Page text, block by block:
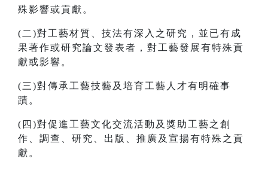
殊影響或貢獻。
(二)對工藝材質、技法有深入之研究，並已有成
果著作或研究論文發表者，對工藝發展有特殊貢
獻或影響。
(三)對傳承工藝技藝及培育工藝人才有明確事
蹟。
(四)對促進工藝文化交流活動及獎助工藝之創
作、調查、研究、出版、推廣及宣揚有特殊之貢
獻。